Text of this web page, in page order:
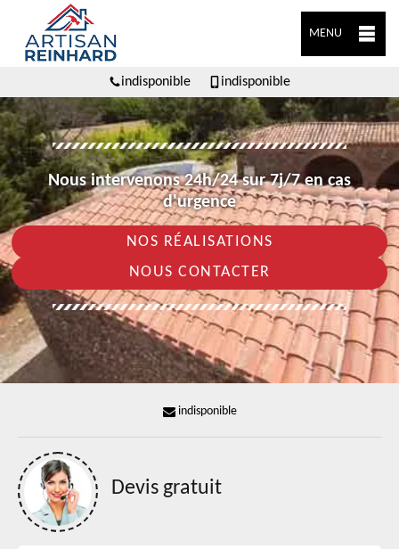
MENU
indisponible indisponible
Nous intervenons 24h/24 sur 7j/7 en cas
d'urgence
NOS RÉALISATIONS
NOUS CONTACTER
indisponible
Devis gratuit